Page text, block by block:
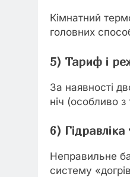
Кімнатний
головних
5) Тариф і
За наявності
ніч (особливо
6)
Неправильне
систему